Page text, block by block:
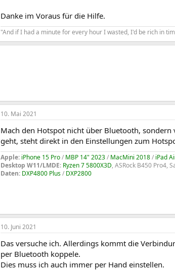
Danke im Voraus für die Hilfe.
"And if I had a minute for every hour I wasted, I'd be rich in
10. Mai 2021
Mach den Hotspot nicht über Bluetooth, sondern
geht, steht direkt in den Einstellungen zum
Apple: iPhone 15 Pro/ MBP 14" 2023/ MacMini 2018/ iPad
Desktop W11/LMDE: Ryzen 7 5800X3D, ASRock B450 Pro4,
Daten: DXP4800 Plus/ DXP2800
10. Juni 2021
Das versuche ich. Allerdings kommt die
per Bluetooth koppele.
Dies muss ich auch immer per Hand einstellen.